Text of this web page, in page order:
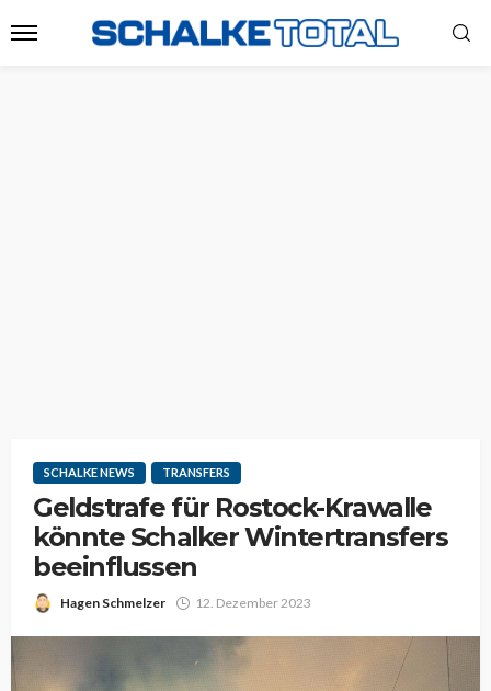
SCHALKE NEWS TRANSFERS
Geldstrafe für Rostock-Krawalle
könnte Schalker Wintertransfers
beeinflussen
Hagen Schmelzer 12. Dezember 2023